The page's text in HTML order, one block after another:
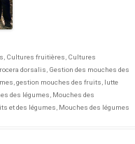
, Cultures fruitières, Cultures
dorsalis, Gestion des mouches des
,gestion mouches des fruits, lutte
des légumes, Mouches des
et des légumes, Mouches des légumes